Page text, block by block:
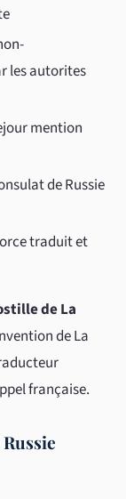
les autorites
mention
de Russie
traduit et
de La
de La
française.